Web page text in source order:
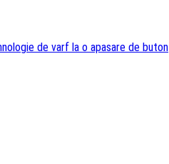
de varf la o apasare de buton